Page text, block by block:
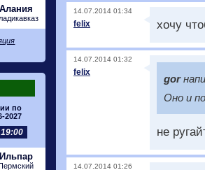
Алания
по
2027
Ильпар
14.07.2014 01:34
felix хочу
14.07.2014 01:32
felix
gor
Оно и
не
14.07.2014 01:26